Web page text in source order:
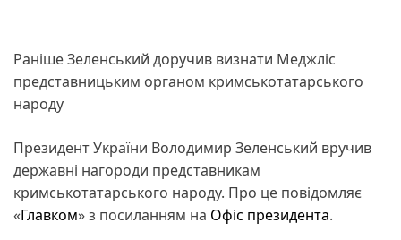
Раніше Зеленський доручив визнати Меджліс
представницьким органом кримськотатарського
народу
Президент України Володимир Зеленський вручив
державні нагороди представникам
кримськотатарського народу. Про це повідомляє
«Главком» з посиланням на Офіс президента.